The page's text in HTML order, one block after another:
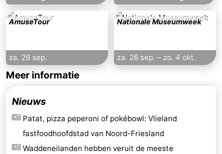
AmuseTour
za. 26 sep.
Nationale Museumweek
za. 26 sep. – zo. 4 okt.
Meer informatie
Nieuws
Patat, pizza peperoni of pokébowl: Vlieland
fastfoodhoofdstad van Noord-Friesland
Waddeneilanden hebben veruit de meeste